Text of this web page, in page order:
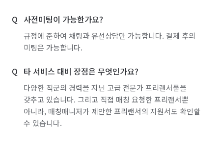
사전미팅이 가능한가요?
규정에 준하여 채팅과 유선상담만 가능합니다. 결제 후의
미팅은 가능합니다.
타 서비스 대비 장점은 무엇인가요?
다양한 직군의 경력을 지닌 고급 전문가 프리랜서풀을
갖추고 있습니다. 그리고 직접 매칭 요청한 프리랜서뿐
아니라, 매칭매니저가 제안한 프리랜서의 지원서도 확인할
수 있습니다.